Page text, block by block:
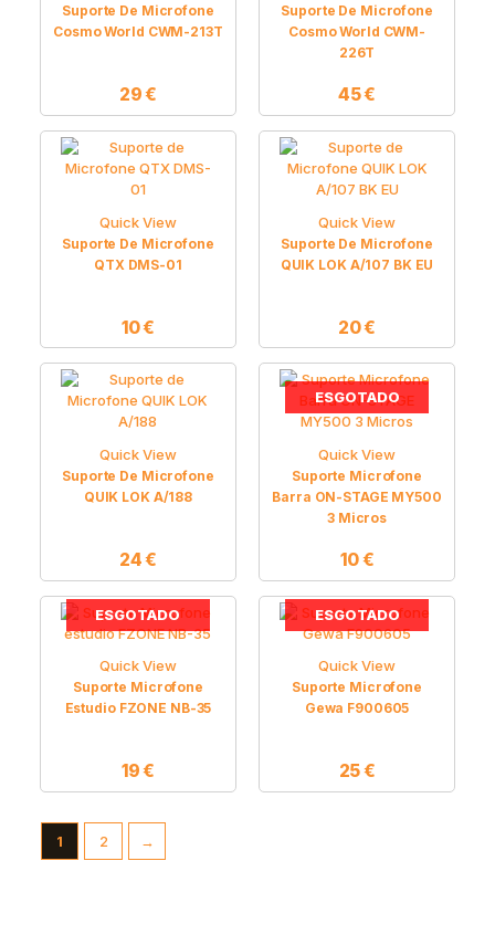
Suporte De Microfone
Cosmo World CWM-213T
29€
Suporte De Microfone
Cosmo World CWM-
226T
45€
Quick View
Suporte De Microfone
QTX DMS-01
10€
Quick View
Suporte De Microfone
QUIK LOK A/107 BK EU
20€
Quick View
Suporte De Microfone
QUIK LOK A/188
24€
ESGOTADO
Quick View
Suporte Microfone
Barra ON-STAGE MY500
3 Micros
10€
ESGOTADO
Quick View
Suporte Microfone
Estudio FZONE NB-35
19€
ESGOTADO
Quick View
Suporte Microfone
Gewa F900605
25€
1 2 →